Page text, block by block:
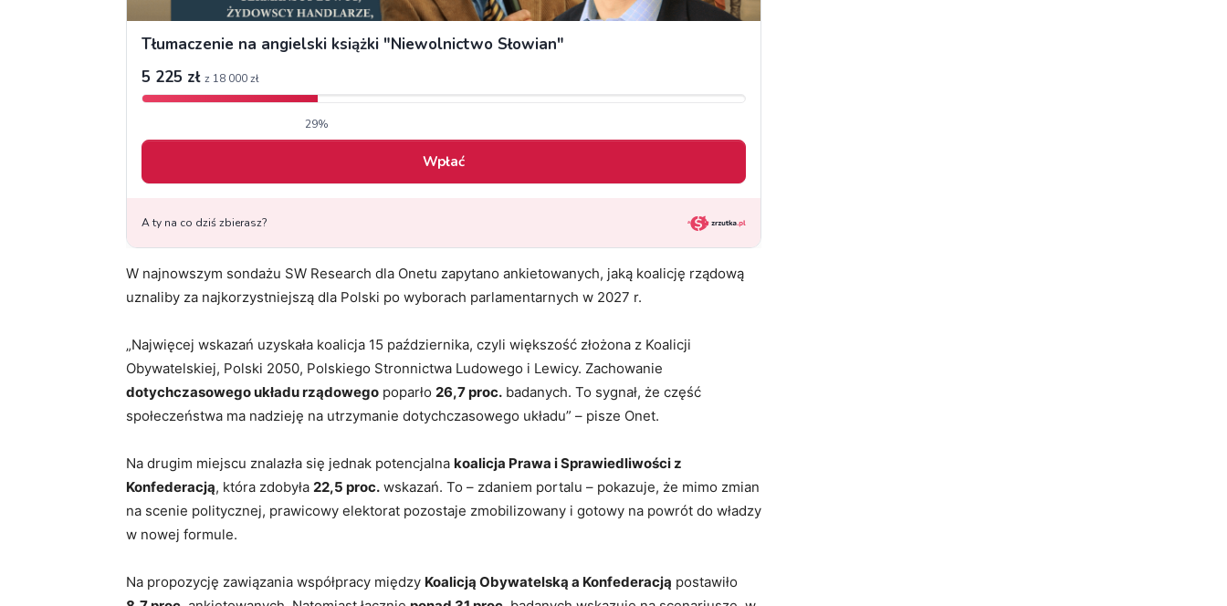
W najnowszym sondażu SW Research dla Onetu zapytano ankietowanych, jaką koalicję rządową
uznaliby za najkorzystniejszą dla Polski po wyborach parlamentarnych w 2027 r.
„Najwięcej wskazań uzyskała koalicja 15 października, czyli większość złożona z Koalicji
Obywatelskiej, Polski 2050, Polskiego Stronnictwa Ludowego i Lewicy. Zachowanie
dotychczasowego układu rządowego poparło 26,7 proc. badanych. To sygnał, że część
społeczeństwa ma nadzieję na utrzymanie dotychczasowego układu” – pisze Onet.
Na drugim miejscu znalazła się jednak potencjalna koalicja Prawa i Sprawiedliwości z
Konfederacją, która zdobyła 22,5 proc. wskazań. To – zdaniem portalu – pokazuje, że mimo zmian
na scenie politycznej, prawicowy elektorat pozostaje zmobilizowany i gotowy na powrót do władzy
w nowej formule.
Na propozycję zawiązania współpracy między Koalicją Obywatelską a Konfederacją postawiło